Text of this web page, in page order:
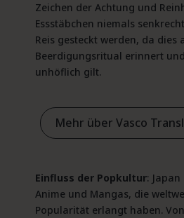
Zeichen der Achtung und
Essstäbchen niemals
Reis gesteckt werden, da dies
Beerdigungsritual erinnert
unhöflich gilt.
Mehr über Vasco
Einfluss der Popkultur:
Anime und Mangas, die
Popularität erlangt haben.